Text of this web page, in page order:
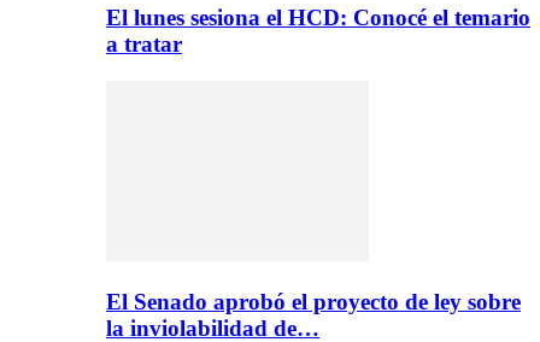
El lunes sesiona el HCD: Conocé el temario
a tratar
El Senado aprobó el proyecto de ley sobre
la inviolabilidad de…